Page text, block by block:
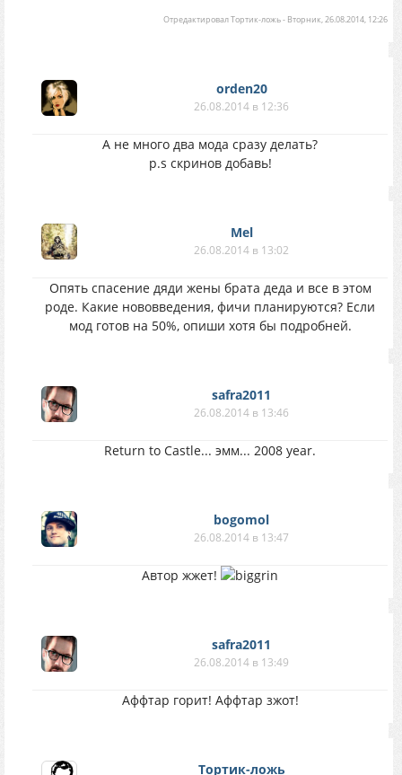
ОтредактировалТортик-ложь- Вторник, 26.08.2014, 12:26
orden20
26.08.2014 в 12:36
А не много два мода сразу делать?
p.s скринов добавь!
Mel
26.08.2014 в 13:02
Опять спасение дяди жены брата деда и все в этом
роде. Какие нововведения, фичи планируются? Если
мод готов на 50%, опиши хотя бы подробней.
safra2011
26.08.2014 в 13:46
Return to Castle... эмм... 2008 year.
bogomol
26.08.2014 в 13:47
Автор жжет!
safra2011
26.08.2014 в 13:49
Аффтар горит! Аффтар зжот!
Тортик-ложь